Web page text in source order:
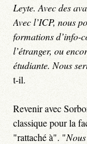
Leyte. Avec des
Avec l’ICP, nous
formations d’info-
l’étranger, ou
étudiante. Nous
t-il.
Revenir avec
classique pour la
"rattaché à". "